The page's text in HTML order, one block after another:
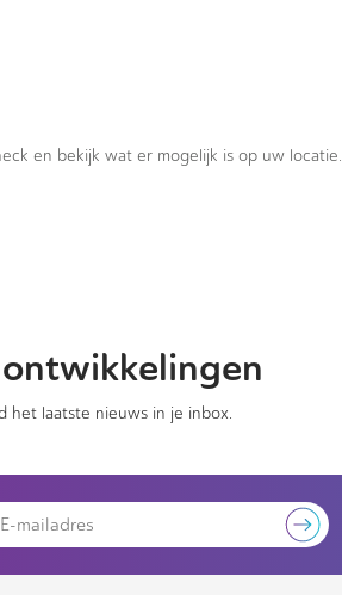
en bekijk wat er mogelijk is op uw locatie.
het laatste nieuws in je inbox.